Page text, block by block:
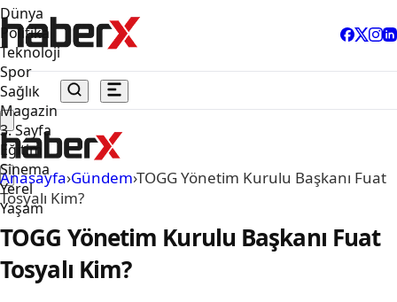
Dünya
Politika
Teknoloji
Spor
Sağlık
Magazin
3. Sayfa
Eğitim
Sinema
Yerel
Yaşam
Anasayfa›Gündem›TOGG Yönetim Kurulu Başkanı Fuat
Tosyalı Kim?
TOGG Yönetim Kurulu Başkanı Fuat
Tosyalı Kim?